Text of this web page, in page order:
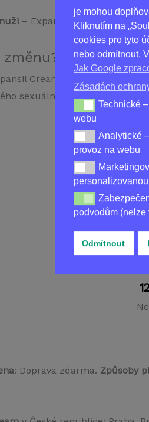
je mohou
Kliknutím na
cookies pro tyto
nebo odmítnout.
Jak Google
Zásadách
Technické –
Technické
webu
Analytické –
Analytické
provoz na webu
Marketingové –
Zabezpečení –
podvodům (nelze
Odmítnout
– Expansil Cream je to, co
Cream již dnes a
sexuálního osudu!
Koupit
: Doprava zdarma. Způsoby